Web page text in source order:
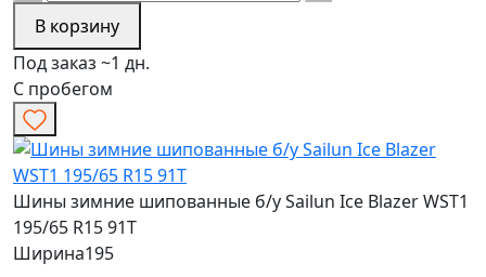
В корзину
Под заказ ~1 дн.
С пробегом
Шины зимние шипованные б/у Sailun Ice Blazer WST1
195/65 R15 91T
Ширина195